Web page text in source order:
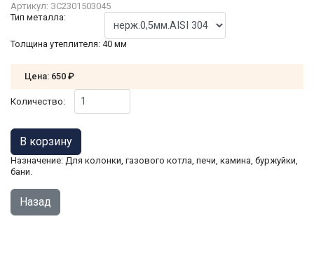
Артикул: ЗС2301503045
Тип металла:
Толщина утеплителя: 40 мм
Цена: 650 ₽
Количество:
Назначение: Для колонки, газового котла, печи, камина, буржуйки,
бани.